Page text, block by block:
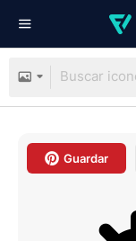
Guardar